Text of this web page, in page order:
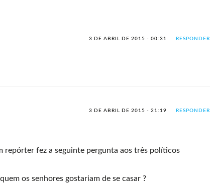
3 DE ABRIL DE 2015 - 00:31 RESPONDER
3 DE ABRIL DE 2015 - 21:19 RESPONDER
repórter fez a seguinte pergunta aos três políticos
os senhores gostariam de se casar ?